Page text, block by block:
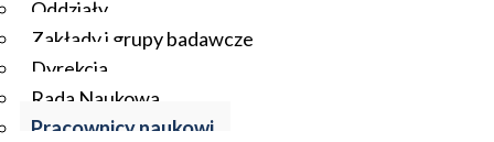
Oddziały
Zakłady i grupy badawcze
Dyrekcja
Rada Naukowa
Pracownicy naukowi